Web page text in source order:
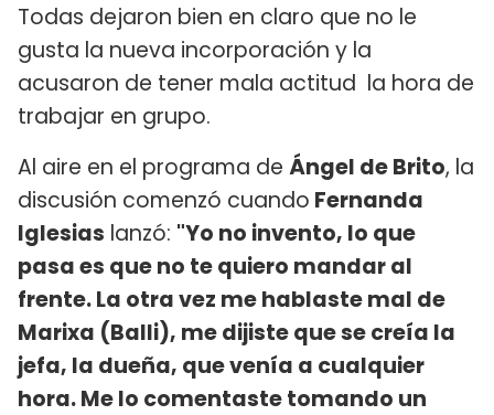
Todas dejaron bien en claro que no le
gusta la nueva incorporación y la
acusaron de tener mala actitud la hora de
trabajar en grupo.
Al aire en el programa de Ángel de Brito, la
discusión comenzó cuando Fernanda
Iglesias lanzó: "Yo no invento, lo que
pasa es que no te quiero mandar al
frente. La otra vez me hablaste mal de
Marixa (Balli), me dijiste que se creía la
jefa, la dueña, que venía a cualquier
hora. Me lo comentaste tomando un